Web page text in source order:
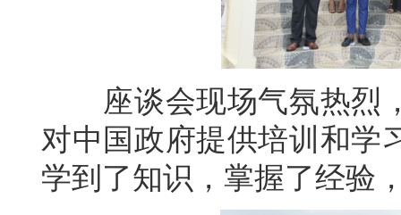
座谈会现场气氛热烈，
对中国政府提供培训和学
学到了知识，掌握了经验